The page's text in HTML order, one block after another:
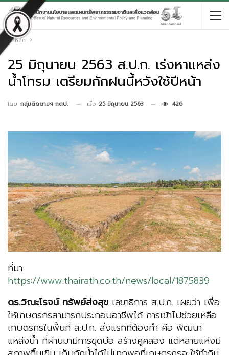
หน้าหลัก
25 มิถุนายน 2563 ส.ป.ก. เร่งหาแหล่ง
น้ำโทรม เตรียมกักฝนนี้หวังใช้ปีหน้า
โดย กลุ่มติดตามฯ กตป. เมื่อ 25 มิถุนายน 2563 426
ที่มา:
https://www.thairath.co.th/news/local/1875839
ดร.วิณะโรจน์ ทรัพย์ส่งสุข เลขาธิการ ส.ป.ก. เผยว่า เพื่อ
ให้เกษตรกรสามารถประกอบอาชีพได้ การเข้าไปช่วยเหลือ
เกษตรกรในพื้นที่ ส.ป.ก. สิ่งแรกที่ต้องทำ คือ พัฒนา
แหล่งน้ำ ที่ผ่านมามีการขุดบ่อ สร้างคูคลอง แต่หลายแห่งมี